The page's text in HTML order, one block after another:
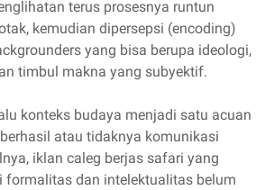
terus prosesnya runtun
kemudian dipersepsi (encoding)
yang bisa berupa ideologi,
timbul makna yang subyektif.
konteks budaya menjadi satu acuan
atau tidaknya komunikasi
iklan caleg berjas safari yang
formalitas dan intelektualitas belum